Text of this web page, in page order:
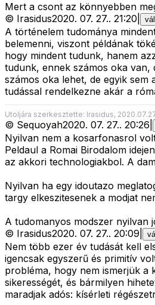
Mert a csont az könnyebben
© Irasidus2020. 07. 27.. 21:20
A történelem tudománya
belemenni, viszont példának
hogy mindent tudunk, hanem
tudunk, ennek számos oka van,
számos oka lehet, de egyik
tudással rendelkezne akár a
Utoljára szerkesztette: Irasidus,
© Sequoyah2020. 07. 27.. 20:26
Nyilvan nem a kosarfonasrol
Peldaul a Romai Birodalom
az akkori technologiakbol. A
Nyilvan ha egy idoutazo
targy elkeszitesenek a modjat
A tudomanyos modszer nyilvan
© Irasidus2020. 07. 27.. 20:09
Nem több ezer év tudását kell
igencsak egyszerű és primitív
probléma, hogy nem ismerjük a
sikerességét, és bármilyen
maradjak adós: kísérleti